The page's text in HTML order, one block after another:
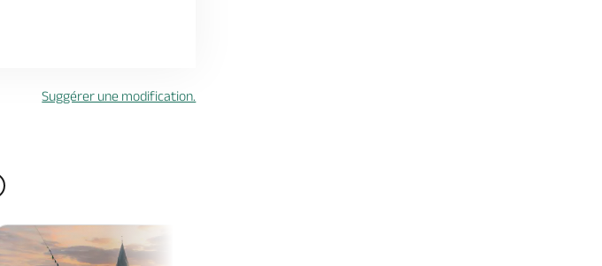
Suggérer une modification.